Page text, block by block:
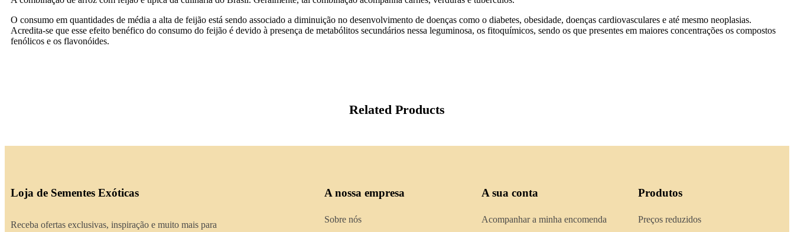
O consumo em quantidades de média a alta de feijão está sendo associado a diminuição no desenvolvimento de doenças como o diabetes, obesidade, doenças cardiovasculares e até mesmo neoplasias.
Acredita-se que esse efeito benéfico do consumo do feijão é devido à presença de metabólitos secundários nessa leguminosa, os fitoquímicos, sendo os que presentes em maiores concentrações os compostos
fenólicos e os flavonóides.
Related Products
Loja de Sementes Exóticas
Receba ofertas exclusivas, inspiração e muito mais para
A nossa empresa
Sobre nós
A sua conta
Acompanhar a minha encomenda
Produtos
Preços reduzidos